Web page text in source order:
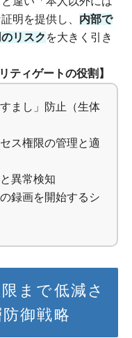
明を提供し、 内部で
リスク を大きく引き
ティゲートの役割】
まし」防止（生体
ス権限の管理と適
異常検知
録画を開始するシ
まで低減さ
御戦略